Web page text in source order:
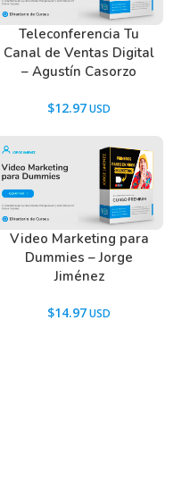
Teleconferencia Tu
Canal de Ventas Digital
– Agustín Casorzo
$12.97
Video Marketing para
Dummies – Jorge
Jiménez
$14.97